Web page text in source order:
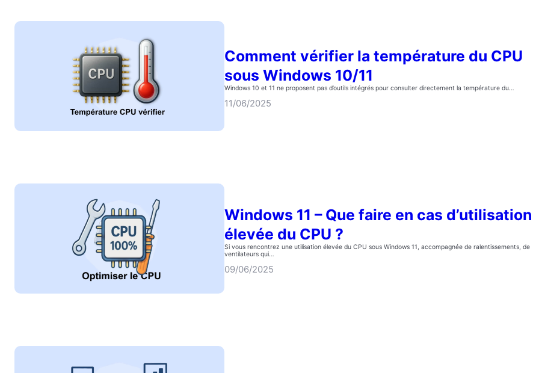
Comment vérifier la température du CPU
sous Windows 10/11
Windows 10 et 11 ne proposent pas d’outils intégrés pour consulter directement la température du…
11/06/2025
Windows 11 – Que faire en cas d’utilisation
élevée du CPU ?
Si vous rencontrez une utilisation élevée du CPU sous Windows 11, accompagnée de ralentissements, de
ventilateurs qui…
09/06/2025